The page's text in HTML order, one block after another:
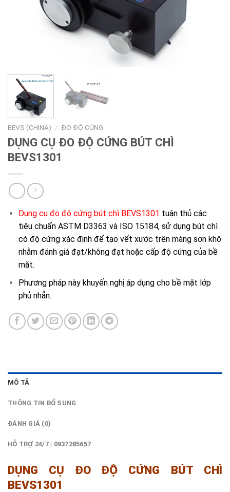
BEVS (CHINA) / ĐO ĐỘ CỨNG
DỤNG CỤ ĐO ĐỘ CỨNG BÚT CHÌ
BEVS1301
Dụng cụ đo độ cứng bút chì BEVS1301 tuân thủ các
tiêu chuẩn ASTM D3363 và ISO 15184, sử dụng bút chì
có độ cứng xác định để tạo vết xước trên màng sơn khô
nhằm đánh giá đạt/không đạt hoặc cấp độ cứng của bề
mặt.
Phương pháp này khuyến nghị áp dụng cho bề mặt lớp
phủ nhẵn.
MÔ TẢ
THÔNG TIN BỔ SUNG
ĐÁNH GIÁ (0)
HỖ TRỢ 24/7 | 0937285657
DỤNG CỤ ĐO ĐỘ CỨNG BÚT CHÌ
BEVS1301